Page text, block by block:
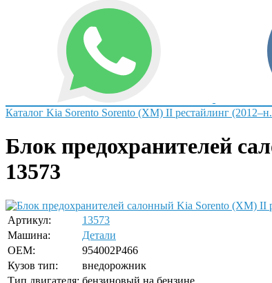
Каталог Kia Sorento Sorento (XM) II рестайлинг
Блок предохранителей
13573
Артикул:
13573
Машина:
Детали
OEM:
954002P466
Кузов тип:
внедорожник
Тип двигателя: бензиновый на бензине